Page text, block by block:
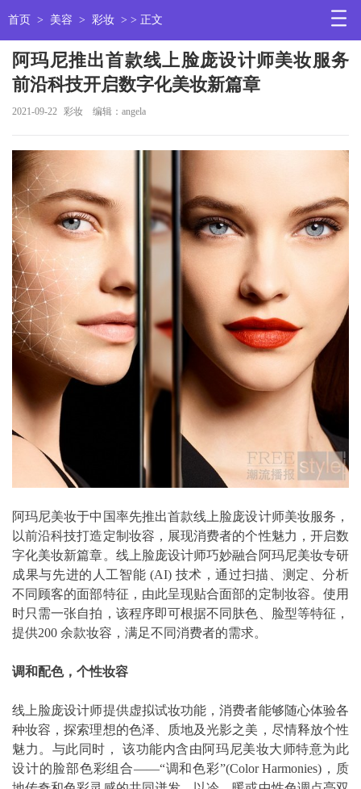
首页 > 美容 > 彩妆 > > 正文
阿玛尼推出首款线上脸庞设计师美妆服务
前沿科技开启数字化美妆新篇章
2021-09-22 彩妆 编辑：angela
阿玛尼美妆于中国率先推出首款线上脸庞设计师美妆服务，
以前沿科技打造定制妆容，展现消费者的个性魅力，开启数
字化美妆新篇章。线上脸庞设计师巧妙融合阿玛尼美妆专研
成果与先进的人工智能 (AI) 技术，通过扫描、测定、分析
不同顾客的面部特征，由此呈现贴合面部的定制妆容。使用
时只需一张自拍，该程序即可根据不同肤色、脸型等特征，
提供200 余款妆容，满足不同消费者的需求。
调和配色，个性妆容
线上脸庞设计师提供虚拟试妆功能，消费者能够随心体验各
种妆容，探索理想的色泽、质地及光影之美，尽情释放个性
魅力。与此同时， 该功能内含由阿玛尼美妆大师特意为此
设计的脸部色彩组合——“调和色彩”(Color Harmonies)，质